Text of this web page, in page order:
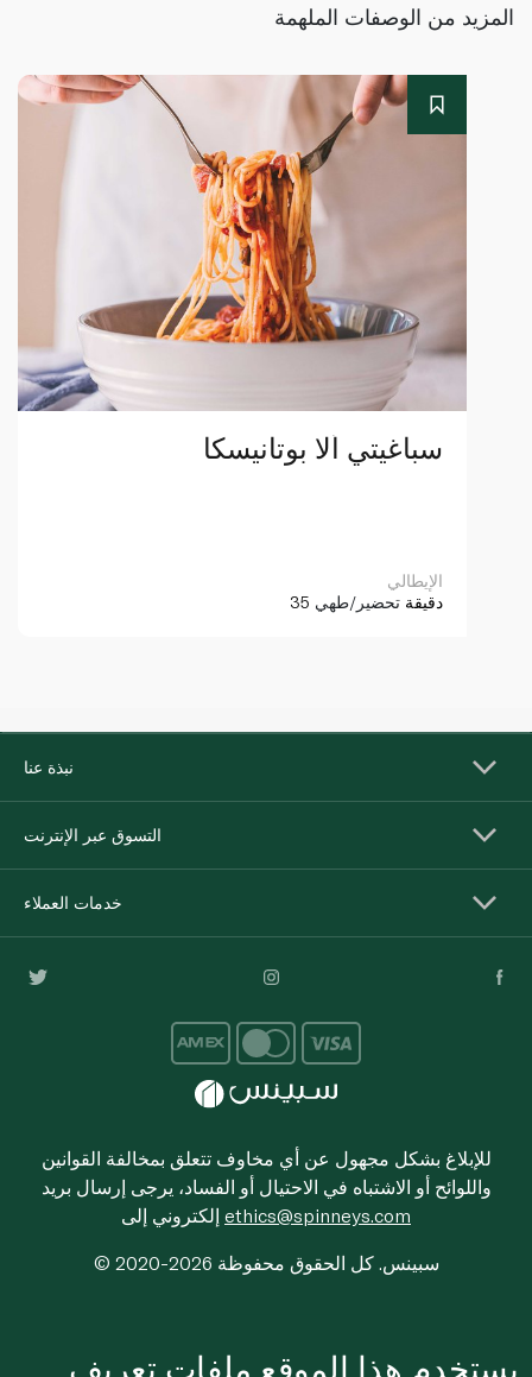
المزيد من الوصفات الملهمة
سباغيتي ألا بوتانيسكا
الإيطالي
35 دقيقة تحضير/طهي
نبذة عنا
التسوق عبر الإنترنت
خدمات العملاء
للإبلاغ بشكل مجهول عن أي مخاوف تتعلق بمخالفة القوانين
واللوائح أو الاشتباه في الاحتيال أو الفساد، يرجى إرسال بريد
ethics@spinneys.com
© 2020-2026 سبينس. كل الحقوق محفوظة
يستخدم هذا الموقع ملفات تعريف